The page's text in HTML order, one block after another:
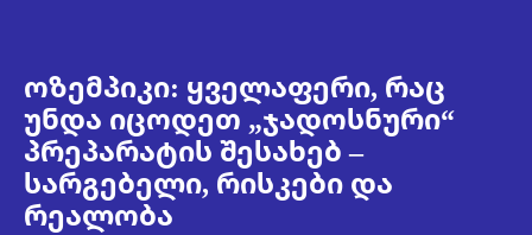
ოზემპიკი: ყველაფერი, რაც
უნდა იცოდეთ „ჯადოსნური“
პრეპარატის შესახებ –
სარგებელი, რისკები და
რეალობა